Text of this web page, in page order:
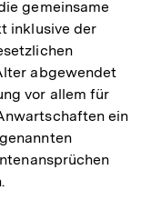
gemeinsame
inklusive der
abgewendet
vor allem für
ein